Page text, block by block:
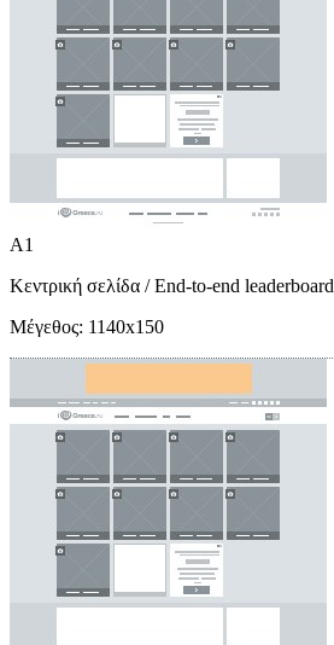
A1
Κεντρική σελίδα / End-to-end leaderboard
Μέγεθος: 1140x150